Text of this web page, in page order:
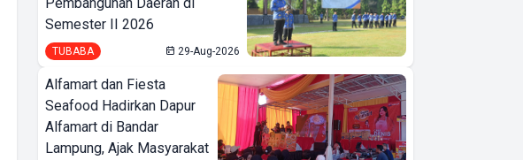
Semester II 2026
TUBABA 29-Aug-2026
Alfamart dan Fiesta
Seafood Hadirkan Dapur
Alfamart di Bandar
Lampung, Ajak Masyarakat